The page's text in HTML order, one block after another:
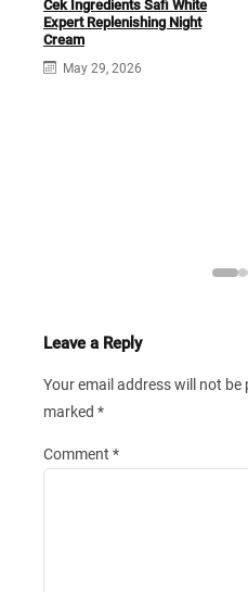
Cek Ingredients Safi White
Expert Replenishing Night
Cream
May 29, 2026
Leave a Reply
Your email address will not be
marked *
Comment *